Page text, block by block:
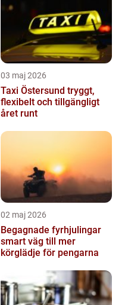
03 maj 2026
Taxi Östersund tryggt,
flexibelt och tillgängligt
året runt
02 maj 2026
Begagnade fyrhjulingar
smart väg till mer
körglädje för pengarna